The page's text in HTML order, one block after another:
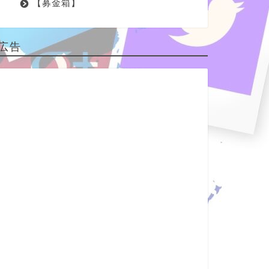
【募金箱】
告